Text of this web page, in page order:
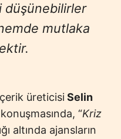
düşünebilirler
mutlaka
üreticisiSelin
“Kriz
altında ajansların